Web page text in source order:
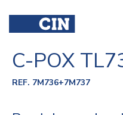
C-POX
REF. 7M736+7M737